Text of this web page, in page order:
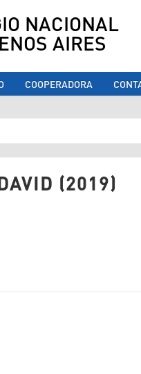
NACIONAL
AIRES
COOPERADORA
aquí
(2019)